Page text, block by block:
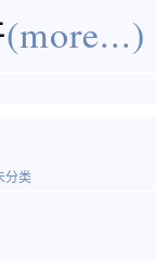
(more...)
分类